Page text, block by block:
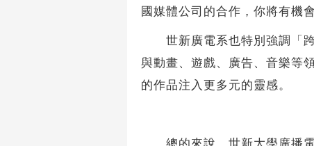
國媒體公司的合作，你將有機
世新廣電系也特別強調「跨
與動畫、遊戲、廣告、音樂等
的作品注入更多元的靈感。